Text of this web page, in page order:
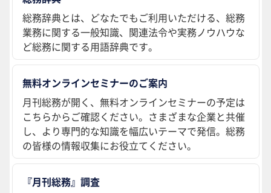
総務辞典とは、どなたでもご利用いただける、総務
業務に関する一般知識、関連法令や実務ノウハウな
ど総務に関する用語辞典です。
無料オンラインセミナーのご案内
月刊総務が開く、無料オンラインセミナーの予定は
こちらからご確認ください。さまざまな企業と共催
し、より専門的な知識を幅広いテーマで発信。総務
の皆様の情報収集にお役立てください。
『月刊総務』調査